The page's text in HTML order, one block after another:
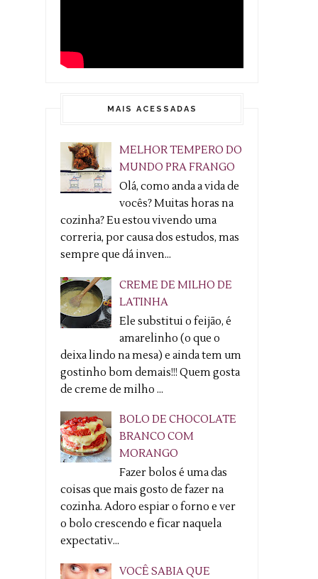
MAIS ACESSADAS
MELHOR TEMPERO DO
MUNDO PRA FRANGO
Olá, como anda a vida de
vocês? Muitas horas na
cozinha? Eu estou vivendo uma
correria, por causa dos estudos, mas
sempre que dá inven...
CREME DE MILHO DE
LATINHA
Ele substitui o feijão, é
amarelinho (o que o
deixa lindo na mesa) e ainda tem um
gostinho bom demais!!! Quem gosta
de creme de milho ...
BOLO DE CHOCOLATE
BRANCO COM
MORANGO
Fazer bolos é uma das
coisas que mais gosto de fazer na
cozinha. Adoro espiar o forno e ver
o bolo crescendo e ficar naquela
expectativ...
VOCÊ SABIA QUE